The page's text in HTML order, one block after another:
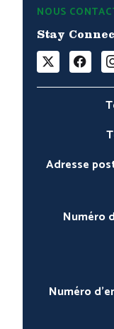
NOUS
Stay
Adresse
Numéro
Numéro